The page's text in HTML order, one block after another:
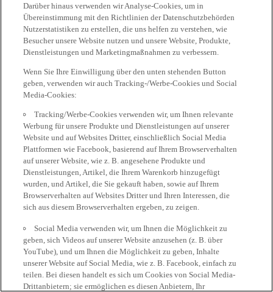
Darüber hinaus verwenden wir Analyse-Cookies, um in
Übereinstimmung mit den Richtlinien der Datenschutzbehörden
Nutzerstatistiken zu erstellen, die uns helfen zu verstehen, wie
Besucher unsere Website nutzen und unsere Website, Produkte,
Dienstleistungen und Marketingmaßnahmen zu verbessern.
Wenn Sie Ihre Einwilligung über den unten stehenden Button
geben, verwenden wir auch Tracking-/Werbe-Cookies und Social
Media-Cookies:
Tracking/Werbe-Cookies verwenden wir, um Ihnen relevante
Werbung für unsere Produkte und Dienstleistungen auf unserer
Website und auf Websites Dritter, einschließlich Social Media
Plattformen wie Facebook, basierend auf Ihrem Browserverhalten
auf unserer Website, wie z. B. angesehene Produkte und
Dienstleistungen, Artikel, die Ihrem Warenkorb hinzugefügt
wurden, und Artikel, die Sie gekauft haben, sowie auf Ihrem
Browserverhalten auf Websites Dritter und Ihren Interessen, die
sich aus diesem Browserverhalten ergeben, zu zeigen.
Social Media verwenden wir, um Ihnen die Möglichkeit zu
geben, sich Videos auf unserer Website anzusehen (z. B. über
YouTube), und um Ihnen die Möglichkeit zu geben, Inhalte
unserer Website auf Social Media, wie z. B. Facebook, einfach zu
teilen. Bei diesen handelt es sich um Cookies von Social Media-
Drittanbietern; sie ermöglichen es diesen Anbietern, Ihr